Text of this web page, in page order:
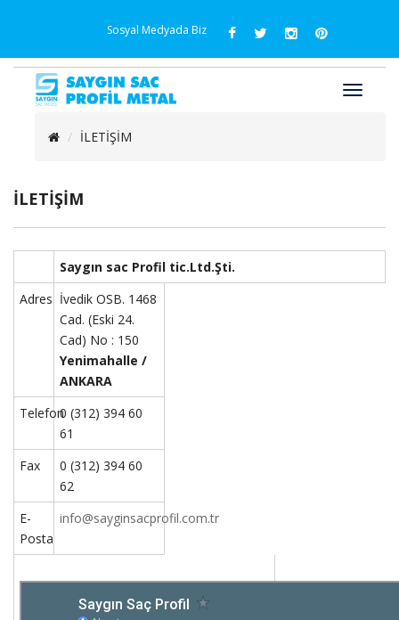
Sosyal Medyada Biz
İLETİŞİM
İLETİŞİM
Saygın sac Profil tic.Ltd.Şti.
Adres İvedik OSB. 1468
Cad.(Eski 24.
Cad) No : 150
Yenimahalle /
ANKARA
Telefon0 (312) 394 60
61
Fax
0 (312) 394 60
62
E-
Posta
info@sayginsacprofil.com.tr